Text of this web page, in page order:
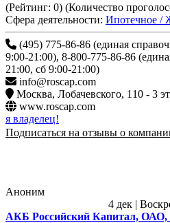
(Рейтинг: 0) (Количество
Сфера деятельности: Ипотечное /
(495) 775-86-86 (единая
9:00-21:00), 8-800-775-86-86
21:00, сб 9:00-21:00)
info@roscap.com
Москва, Лобачевского, 110 - 3
www.roscap.com
я владелец!
Подписаться на отзывы о
Аноним
4 дек |
АКБ Российский Капитал,